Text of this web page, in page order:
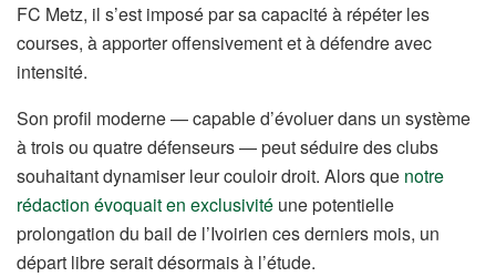
FC Metz, il s’est imposé par sa capacité à répéter les
courses, à apporter offensivement et à défendre avec
intensité.
Son profil moderne — capable d’évoluer dans un système
à trois ou quatre défenseurs — peut séduire des clubs
souhaitant dynamiser leur couloir droit. Alors que notre
rédaction évoquait en exclusivité une potentielle
prolongation du bail de l’Ivoirien ces derniers mois, un
départ libre serait désormais à l’étude.